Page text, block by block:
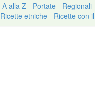
A alla Z- Portate - Regionali
Ricette etniche - Ricette con